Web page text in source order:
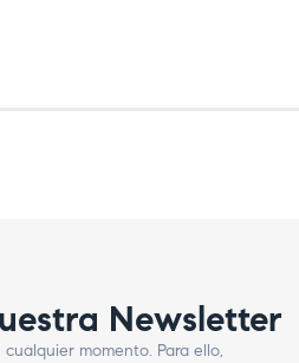
Newsletter
momento. Para ello,